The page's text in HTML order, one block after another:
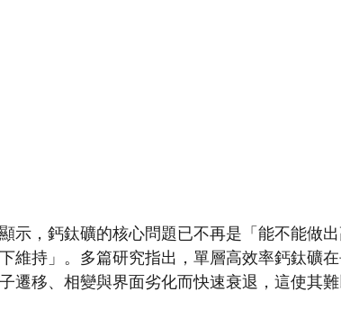
示，鈣鈦礦的核心問題已不再是「能不能做
維持」。多篇研究指出，單層高效率鈣鈦礦
遷移、相變與界面劣化而快速衰退，這使其